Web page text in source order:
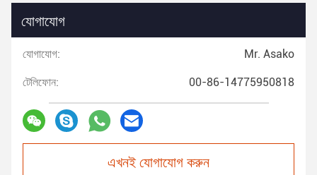
যোগাযোগ
যোগাযোগ: Mr. Asako
টেলিফোন: 00-86-14775950818
এখনই যোগাযোগ করুন